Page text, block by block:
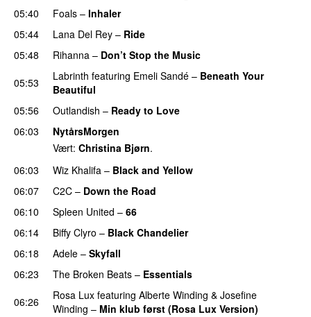
05:40
Foals – Inhaler
05:44
Lana Del Rey – Ride
05:48
Rihanna – Don’t Stop the Music
05:53
Labrinth featuring Emeli Sandé – Beneath Your
Beautiful
05:56
Outlandish – Ready to Love
06:03
NytårsMorgen
Vært: Christina Bjørn.
06:03
Wiz Khalifa – Black and Yellow
06:07 C2C – Down the Road
06:10
Spleen United – 66
06:14
Biffy Clyro – Black Chandelier
06:18
Adele – Skyfall
06:23
The Broken Beats – Essentials
06:26 Rosa Lux featuring Alberte Winding & Josefine
Winding – Min klub først (Rosa Lux Version)